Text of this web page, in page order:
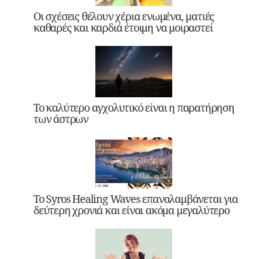
Οι σχέσεις θέλουν χέρια ενωμένα, ματιές
καθαρές και καρδιά έτοιμη να μοιραστεί
Το καλύτερο αγχολυτικό είναι η παρατήρηση
των άστρων
Το Syros Healing Waves επαναλαμβάνεται για
δεύτερη χρονιά και είναι ακόμα μεγαλύτερο